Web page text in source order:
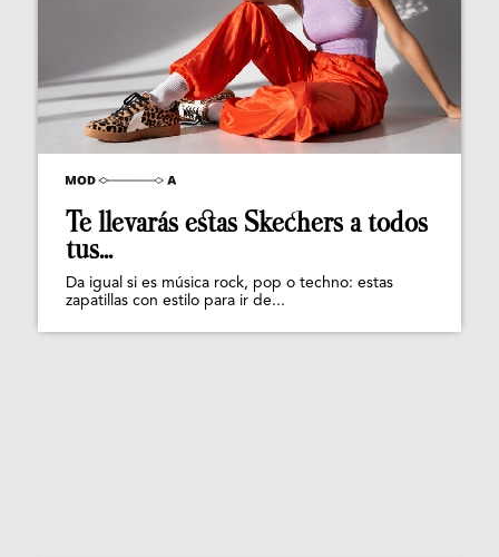
Te llevarás estas Skechers a todos
tus...
Da igual si es música rock, pop o techno: estas
zapatillas con estilo para ir de...